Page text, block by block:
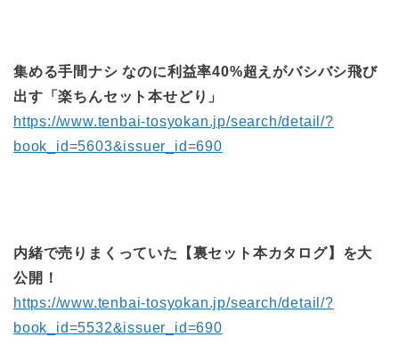
集める手間ナシ なのに利益率40%超えがバシバシ飛び
出す「楽ちんセット本せどり」
https://www.tenbai-tosyokan.jp/search/detail/?
book_id=5603&issuer_id=690
内緒で売りまくっていた【裏セット本カタログ】を大
公開！
https://www.tenbai-tosyokan.jp/search/detail/?
book_id=5532&issuer_id=690